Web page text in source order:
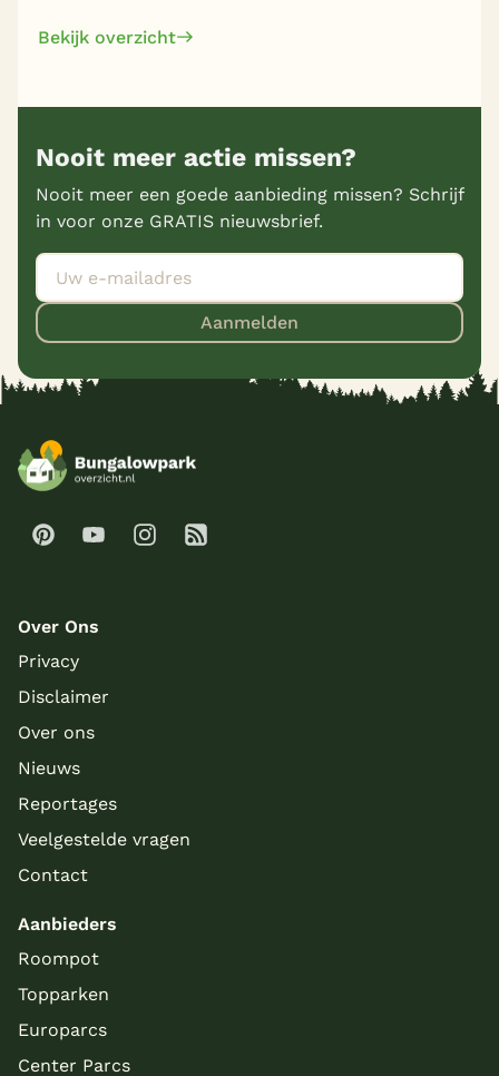
Bekijk overzicht
Nooit meer actie missen?
Nooit meer een goede aanbieding missen? Schrijf
in voor onze GRATIS nieuwsbrief.
Aanmelden
Over Ons
Privacy
Disclaimer
Over ons
Nieuws
Reportages
Veelgestelde vragen
Contact
Aanbieders
Roompot
Topparken
Europarcs
Center Parcs